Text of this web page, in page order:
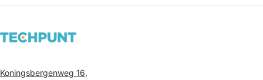
Koningsbergenweg 16,